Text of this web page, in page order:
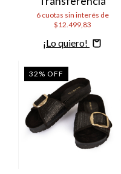
6 cuotas sin interés de
$12.499,83
Comprar
32 % OFF